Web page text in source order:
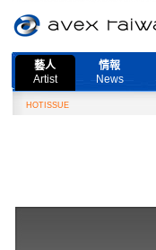
藝人
Artist
情報
News
HOTISSUE